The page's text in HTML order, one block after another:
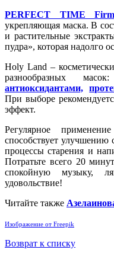
PERFECT TIME
укрепляющая маска. В
и растительные
пудра», которая надолго
Holy Land –
разнообразных
антиоксидантами,
При выборе
эффект.
Регулярное
способствует улучшению
процессы старения и
Потратьте всего 20
спокойную музыку,
удовольствие!
Читайте также
Изображение от Freepik
Возврат к списку